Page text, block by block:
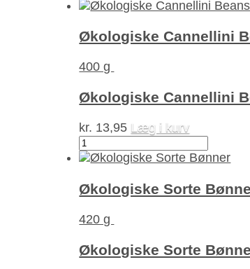
Butter
antal
Økologiske Cannellini
400 g
Økologiske Cannellini
kr. 13,95 Læg i kurv
Økologiske
Cannellini
antal
Økologiske Sorte
420 g
Økologiske Sorte